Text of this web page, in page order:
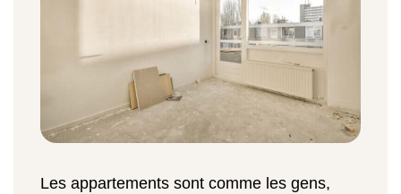
Les appartements sont comme les gens,